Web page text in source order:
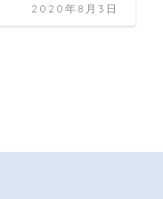
2020年8月3日